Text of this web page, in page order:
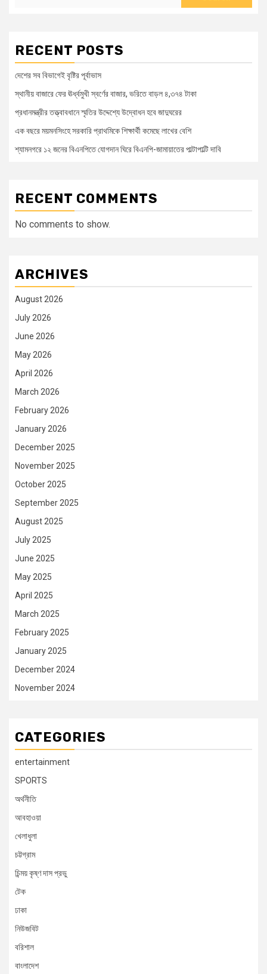
RECENT POSTS
দেশের সব বিভাগেই বৃষ্টির পূর্বাভাস
স্থানীয় বাজারে ফের ঊর্ধ্বমুখী স্বর্ণের বাজার, ভরিতে বাড়ল ৪,৩৭৪ টাকা
প্রধানমন্ত্রীর তত্ত্বাবধানে স্মৃতির উদ্দেশ্যে উদ্বোধন হবে জাদুঘরের
এক বছরে ময়মনসিংহে সরকারি প্রাথমিকে শিক্ষার্থী কমেছে লাখের বেশি
শ্যামনগরে ১২ জনের বিএনপিতে যোগদান ঘিরে বিএনপি-জামায়াতের পাল্টাপাল্টি দাবি
RECENT COMMENTS
No comments to show.
ARCHIVES
August 2026
July 2026
June 2026
May 2026
April 2026
March 2026
February 2026
January 2026
December 2025
November 2025
October 2025
September 2025
August 2025
July 2025
June 2025
May 2025
April 2025
March 2025
February 2025
January 2025
December 2024
November 2024
CATEGORIES
entertainment
SPORTS
অর্থনীতি
আবহাওয়া
খেলাধুলা
চট্টগ্রাম
চিন্ময় কৃষ্ণ দাস প্রভু
টেক
ঢাকা
নিউজবিট
বরিশাল
বাংলাদেশ